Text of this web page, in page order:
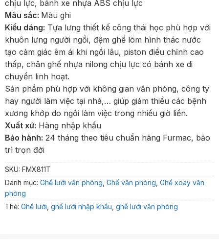
chịu lực, bánh xe nhựa ABS chịu lực
Màu sắc: Màu ghi
Kiểu dáng: Tựa lưng thiết kế công thái học phù hợp với
khuôn lưng người ngồi, đệm ghế lõm hình thác nước
tạo cảm giác êm ái khi ngồi lâu, piston điều chỉnh cao
thấp, chân ghế nhựa nilong chịu lực có bánh xe di
chuyển linh hoạt.
Sản phẩm phù hợp với không gian văn phòng, công ty
hay người làm việc tại nhà,… giúp giảm thiểu các bệnh
xương khớp do ngồi làm việc trong nhiều giờ liền.
Xuất xứ: Hàng nhập khẩu
Bảo hành: 24 tháng theo tiêu chuẩn hãng Furmac, bảo
trì trọn đời
SKU: FMX811T
Danh mục: Ghế lưới văn phòng Ghế văn phòng Ghế xoay văn
phòng
Thẻ: Ghế lưới ghế lưới nhập khẩu ghế lưới văn phòng